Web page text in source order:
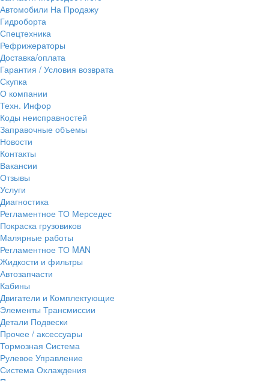
Автомобили На Продажу
Гидроборта
Спецтехника
Рефрижераторы
Доставка/оплата
Гарантия / Условия возврата
Скупка
О компании
Техн. Инфор
Коды неисправностей
Заправочные объемы
Новости
Контакты
Вакансии
Отзывы
Услуги
Диагностика
Регламентное ТО Мерседес
Покраска грузовиков
Малярные работы
Регламентное ТО MAN
Жидкости и фильтры
Автозапчасти
Кабины
Двигатели и Комплектующие
Элементы Трансмиссии
Детали Подвески
Прочее / аксессуары
Тормозная Система
Рулевое Управление
Система Охлаждения